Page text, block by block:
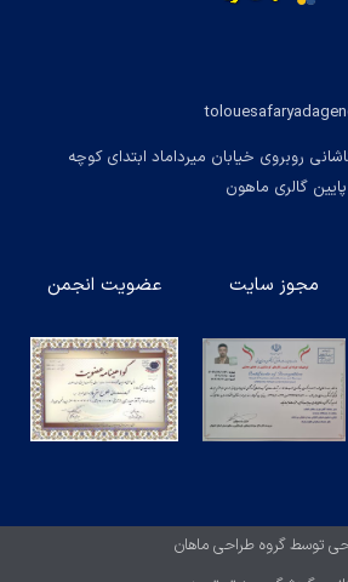
روبروی خیابان میرداماد ابتدای کوچه
مجوز سایت عضویت انجمن
توسط گروه طراحی ماهان